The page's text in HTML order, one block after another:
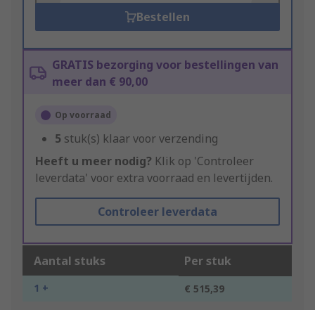
Bestellen
GRATIS bezorging voor bestellingen van
meer dan € 90,00
Op voorraad
5 stuk(s) klaar voor verzending
Heeft u meer nodig? Klik op 'Controleer
leverdata' voor extra voorraad en levertijden.
Controleer leverdata
Aantal stuks Per stuk
1 + € 515,39